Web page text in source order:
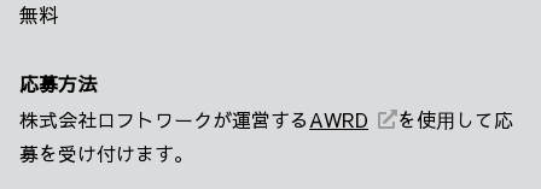
無料
応募方法
株式会社ロフトワークが運営するAWRD
を使⽤して応
募を受け付けます。